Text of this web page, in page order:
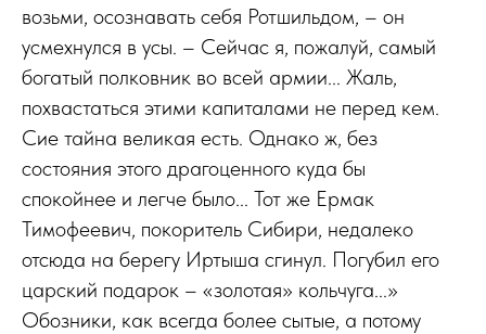
возьми, осознавать себя Ротшильдом, – он
усмехнулся в усы. – Сейчас я, пожалуй, самый
богатый полковник во всей армии... Жаль,
похвастаться этими капиталами не перед кем.
Сие тайна великая есть. Однако ж, без
состояния этого драгоценного куда бы
спокойнее и легче было... Тот же Ермак
Тимофеевич, покоритель Сибири, недалеко
отсюда на берегу Иртыша сгинул. Погубил его
царский подарок – «золотая» кольчуга...»
Обозники, как всегда более сытые, а потому